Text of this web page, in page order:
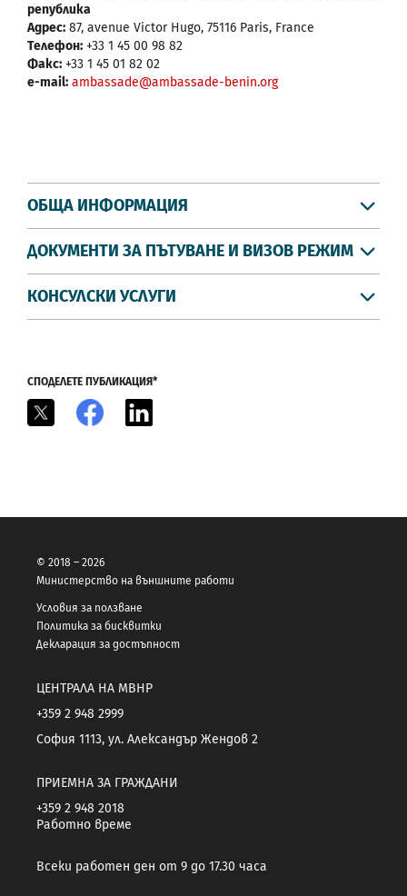
република
Адрес: 87, avenue Victor Hugo, 75116 Paris, France
Телефон: +33 1 45 00 98 82
Факс: +33 1 45 01 82 02
е-mail: ambassade@ambassade-benin.org
ОБЩА ИНФОРМАЦИЯ
ДОКУМЕНТИ ЗА ПЪТУВАНЕ И ВИЗОВ РЕЖИМ
КОНСУЛСКИ УСЛУГИ
СПОДЕЛЕТЕ ПУБЛИКАЦИЯ*
Facebook
© 2018 – 2026
Министерство на външните работи
Условия за ползване
Политика за бисквитки
Декларация за достъпност
ЦЕНТРАЛА НА МВНР
+359 2 948 2999
София 1113, ул. Александър Жендов 2
ПРИЕМНА ЗА ГРАЖДАНИ
+359 2 948 2018
Работно време
Всеки работен ден от 9 до 17.30 часа